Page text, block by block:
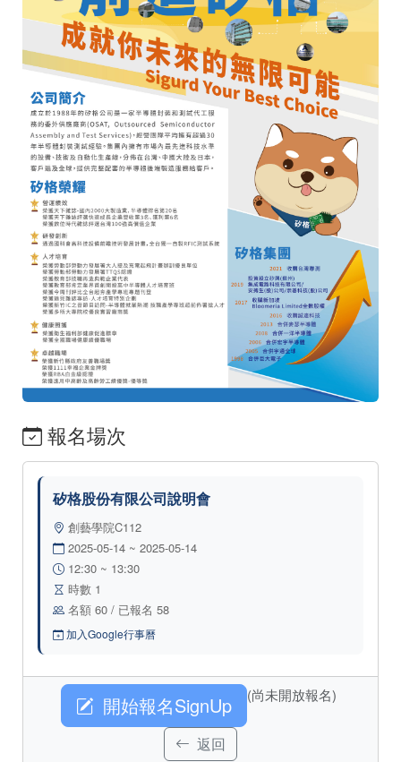
報名場次
矽格股份有限公司說明會
創藝學院C112
2025-05-14 ~ 2025-05-14
12:30 ~ 13:30
時數 1
名額 60 / 已報名 58
加入Google行事曆
開始報名SignUp (尚未開放報名)
返回